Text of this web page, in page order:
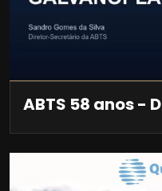
ABTS 58 anos -